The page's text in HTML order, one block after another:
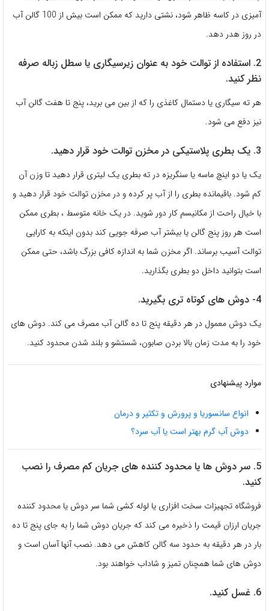
آمیزی در کاسه ظاهر شود، نشتی دارید که ممکن است بیش از 100 گالن آب
در روز هدر دهد.
2. استفاده از توالت خود به عنوان زیرسیگاری یا سطل زباله صرفه
نظر کنید.
هر ته سیگاری یا دستمال کاغذی را که از بین می برید، پنج تا هفت گالن آب
نیز دفع می شود.
3. یک بطری پلاستیکی در مخزن توالت خود قرار دهید.
یک یا دو اینچ ماسه یا سنگریزه در ته بطری یک لیتری قرار دهید تا وزن آن
کم شود. باقیمانده بطری را از آب پر کرده و در مخزن توالت خود قرار دهید و
با خیال راحت از مکانیسم کار دور شوید. در یک خانه متوسط ​، بطری ممکن
است هر روز پنج گالن یا بیشتر آب صرفه جویی کند بدون اینکه به کارایی
توالت آسیب برساند. اگر مخزن شما به اندازه کافی بزرگ باشد، حتی ممکن
است بتوانید داخل دو بطری بگذارید.
4- دوش های کوتاه تری بگیرید.
یک دوش معمول در هر دقیقه پنج تا ده گالن آب مصرف می کند. دوش های
خود را به مدت زمان بالا بردن صابون، شستشو و بلند شدن محدود کنید.
موارد پیشنهادی
انواع سانسوریا و پرورش و تکثیر و درمان
دوش آب گرم بهتر است یا آب سرد؟
5. سر دوش ها یا محدود کننده های جریان کم مصرف را نصب
کنید.
فروشگاه تجهیزات سخت افزاری یا لوله کشی شما سر دوش یا محدود کننده
جریان ارزان قیمت را ذخیره می کند که جریان دوش شما را به جای پنج تا ده
بار در هر دقیقه به حدود سه گالن کاهش می دهد. نصب آنها آسان است و
دوش های شما همچنان تمیز و شاداب خواهند بود.
6. غسل کنید.